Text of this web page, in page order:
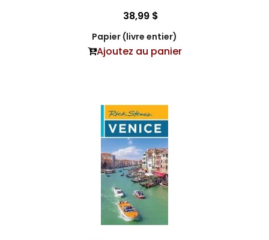
38,99 $
Papier (livre entier)
Ajoutez au panier